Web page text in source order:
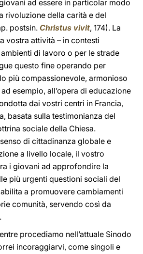
ad essere in particolar modo
rivoluzione della carità e del
postsin. Christus vivit, 174). La
vostra attività – in contesti
di lavoro o per le strade
questo fine operando per
più compassionevole, armonioso
esempio, all’opera di educazione
dai vostri centri in Francia,
basata sulla testimonianza del
sociale della Chiesa.
di cittadinanza globale e
a livello locale, il vostro
i giovani ad approfondire la
più urgenti questioni sociali del
a promuovere cambiamenti
comunità, servendo così da
procediamo nell’attuale Sinodo
incoraggiarvi, come singoli e